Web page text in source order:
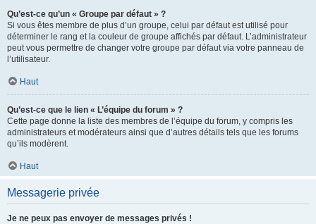
Qu’est-ce qu’un « Groupe par défaut » ?
Si vous êtes membre de plus d’un groupe, celui par défaut est utilisé pour
déterminer le rang et la couleur de groupe affichés par défaut. L’administrateur
peut vous permettre de changer votre groupe par défaut via votre panneau de
l’utilisateur.
Haut
Qu’est-ce que le lien « L’équipe du forum » ?
Cette page donne la liste des membres de l’équipe du forum, y compris les
administrateurs et modérateurs ainsi que d’autres détails tels que les forums
qu’ils modèrent.
Haut
Messagerie privée
Je ne peux pas envoyer de messages privés !